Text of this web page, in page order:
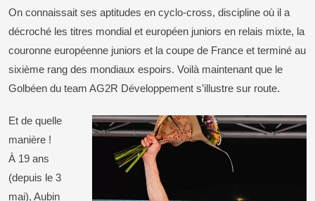
On connaissait ses aptitudes en cyclo-cross, discipline où il a
décroché les titres mondial et européen juniors en relais mixte, la
couronne européenne juniors et la coupe de France et terminé au
sixième rang des mondiaux espoirs. Voilà maintenant que le
Golbéen du team AG2R Développement s’illustre sur route.
Et de quelle
manière !
À 19 ans
(depuis le 3
mai), Aubin